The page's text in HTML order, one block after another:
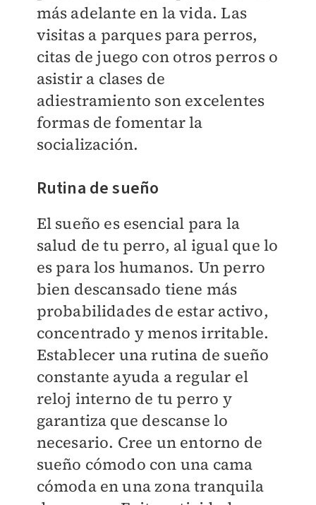
más adelante en la vida. Las
visitas a parques para perros,
citas de juego con otros perros o
asistir a clases de
adiestramiento son excelentes
formas de fomentar la
socialización.
Rutina de sueño
El sueño es esencial para la
salud de tu perro, al igual que lo
es para los humanos. Un perro
bien descansado tiene más
probabilidades de estar activo,
concentrado y menos irritable.
Establecer una rutina de sueño
constante ayuda a regular el
reloj interno de tu perro y
garantiza que descanse lo
necesario. Cree un entorno de
sueño cómodo con una cama
cómoda en una zona tranquila